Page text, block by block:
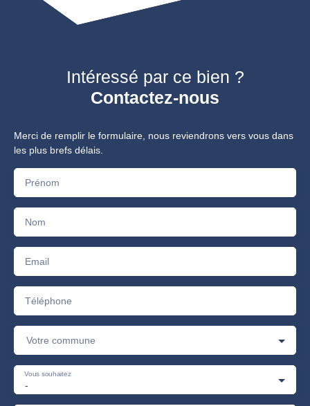
Intéressé par ce bien ?
Contactez-nous
Merci de remplir le formulaire, nous reviendrons vers vous dans
les plus brefs délais.
Prénom
Nom
Email
Téléphone
Votre commune
-
Vous souhaitez